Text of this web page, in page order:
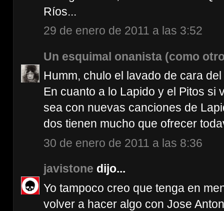
Ríos...
29 de enero de 2011 a las 3:52
Un esquimal onanista (como
Humm, chulo el lavado de cara
En cuanto a lo Lapido y el Pitos si
sea con nuevas canciones de
dos tienen mucho que ofrecer
30 de enero de 2011 a las 8:36
javistone dijo...
Yo tampoco creo que tenga en
volver a hacer algo con Jose